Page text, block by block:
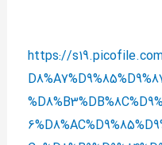
https://